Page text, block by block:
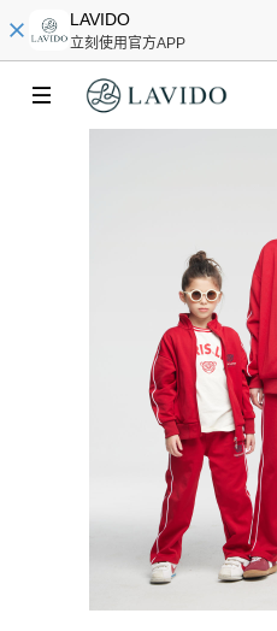
LAVIDO
立刻使用官方APP